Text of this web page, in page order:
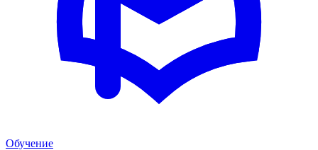
Обучение